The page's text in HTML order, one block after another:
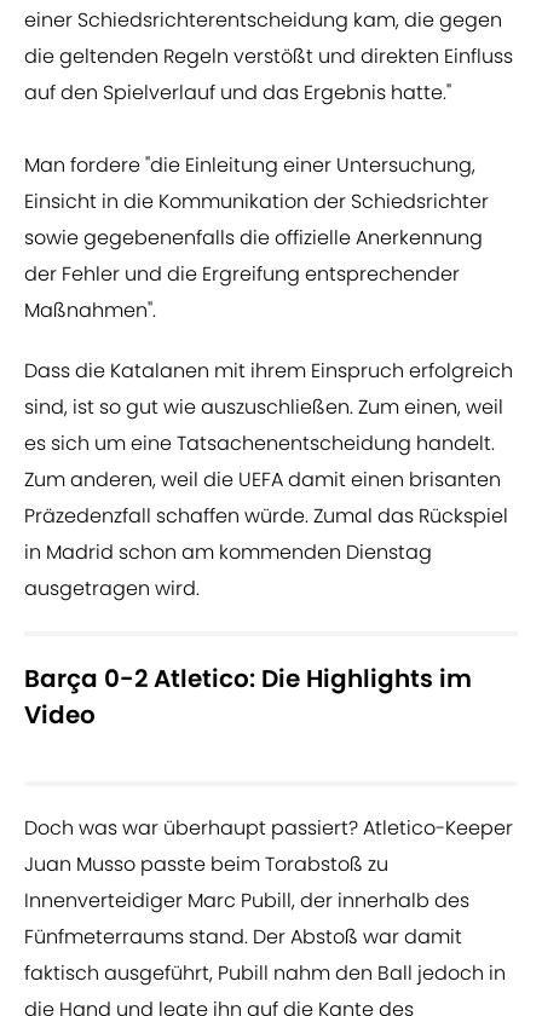
einer Schiedsrichterentscheidung kam, die gegen
die geltenden Regeln verstößt und direkten Einfluss
auf den Spielverlauf und das Ergebnis hatte."
Man fordere "die Einleitung einer Untersuchung,
Einsicht in die Kommunikation der Schiedsrichter
sowie gegebenenfalls die offizielle Anerkennung
der Fehler und die Ergreifung entsprechender
Maßnahmen".
Dass die Katalanen mit ihrem Einspruch erfolgreich
sind, ist so gut wie auszuschließen. Zum einen, weil
es sich um eine Tatsachenentscheidung handelt.
Zum anderen, weil die UEFA damit einen brisanten
Präzedenzfall schaffen würde. Zumal das Rückspiel
in Madrid schon am kommenden Dienstag
ausgetragen wird.
Barça 0-2 Atletico: Die Highlights im
Video
Doch was war überhaupt passiert? Atletico-Keeper
Juan Musso passte beim Torabstoß zu
Innenverteidiger Marc Pubill, der innerhalb des
Fünfmeterraums stand. Der Abstoß war damit
faktisch ausgeführt, Pubill nahm den Ball jedoch in
die Hand und legte ihn auf die Kante des